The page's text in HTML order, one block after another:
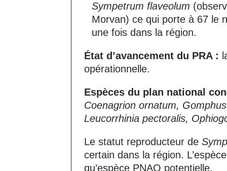
Sympetrum flaveolum
Morvan) ce qui porte à 67 le
une fois dans la région.
État d’avancement du PRA :
opérationnelle.
Espèces du plan national
Coenagrion ornatum,
Leucorrhinia pectoralis,
Le statut reproducteur de
certain dans la région.
qu’espèce PNAO potentielle.